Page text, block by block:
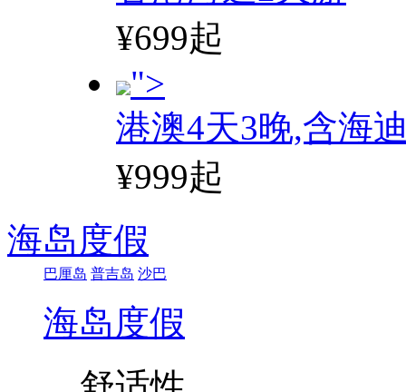
¥699起
">
港澳4天3晚,含海
¥999起
海岛度假
巴厘岛 普吉岛 沙巴
海岛度假